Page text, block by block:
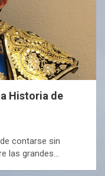
Historia de
contarse sin
las grandes…